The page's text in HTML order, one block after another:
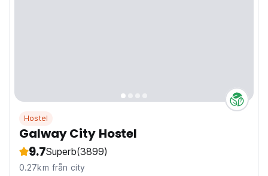
Hostel
Galway City Hostel
9.7Superb(3899)
0.27km från city